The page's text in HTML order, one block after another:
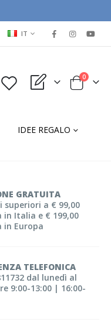
LINGUA
IT
My Quote Cart
0elementi
IDEE REGALO
GRATUITA
superiori a € 99,00
in Italia e € 199,00
in Europa
TELEFONICA
dal lunedì al
9:00-13:00 | 16:00-